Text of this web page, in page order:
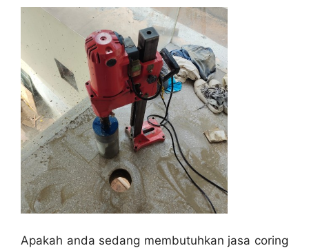
Apakah anda sedang membutuhkan jasa coring